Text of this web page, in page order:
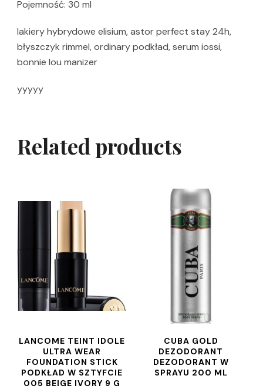
Pojemność: 30 ml
lakiery hybrydowe elisium, astor perfect stay 24h,
błyszczyk rimmel, ordinary podkład, serum iossi,
bonnie lou manizer
yyyyy
Related products
LANCOME TEINT IDOLE
ULTRA WEAR
FOUNDATION STICK
PODKŁAD W SZTYFCIE
005 BEIGE IVORY 9 G
CUBA GOLD
DEZODORANT
DEZODORANT W
SPRAYU 200 ML